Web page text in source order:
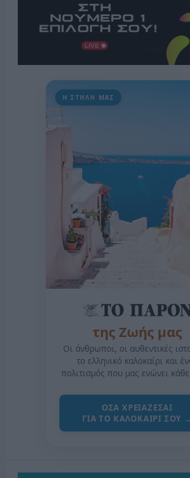
Η ΣΤΗΛΗ ΜΑΣ
της Ζωής μας
Οι άνθρωποι, οι αυθεντικές
το ελληνικό καλοκαίρι και
πολιτισμός που μας ενώνει
ΟΣΑ ΧΡΕΙΑΖΕΣΑΙ
ΓΙΑ ΤΟ ΚΑΛΟΚΑΙΡΙ ΣΟΥ →